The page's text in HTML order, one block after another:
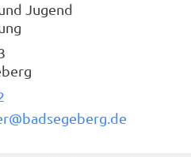
Jugend